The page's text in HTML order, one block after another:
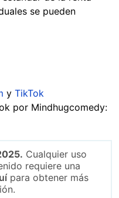
se pueden
y TikTok
por Mindhugcomedy:
Cualquier uso
requiere una
para obtener más